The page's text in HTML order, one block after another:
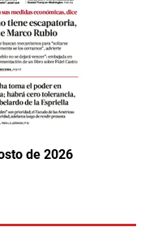
de 2026